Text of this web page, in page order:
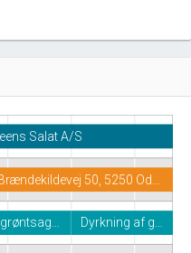
Salat A/S
50, 5250 Od…
Dyrkning af g…